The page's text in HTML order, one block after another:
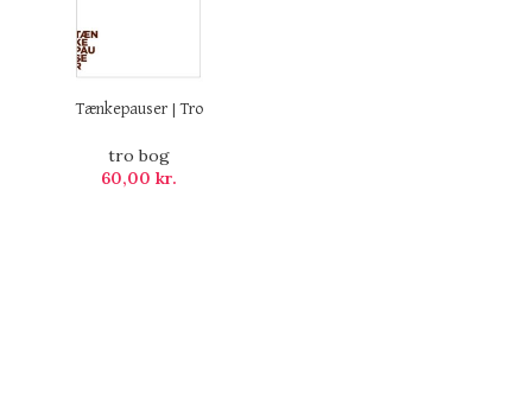
Tænkepauser | Tro
tro bog
60,00 kr.